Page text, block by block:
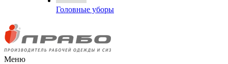
Головные уборы
Меню